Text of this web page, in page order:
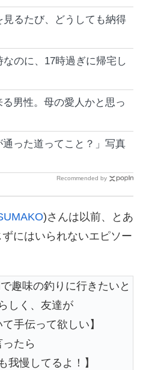
るたび、どうしても納得
のに、17時過ぎに帰宅し
男性。母の愛人かと思っ
った道ってこと？」写真
Recommended by
)さんは以前、とあ
にはいられないエピソー
趣味の釣りに行きたいと
しく、友達が
手伝って欲しい】
ったら
我慢してるよ！】